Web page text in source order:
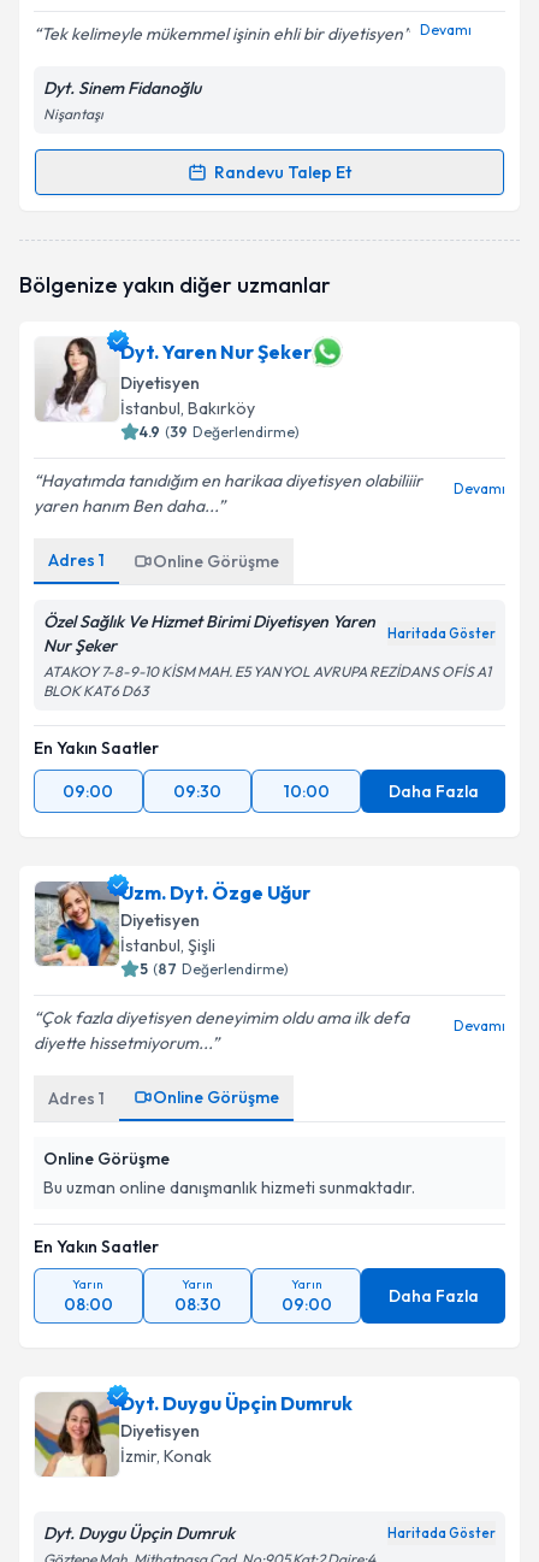
Metni'ni okudum ve kişisel verilerimin belirtilen
kapsamda işlenmesini kabul ediyorum.
Takvim Talebini Gönder
Tek kelimeyle mükemmel işinin ehli bir diyetisyen Devamı
Dyt. Sinem Fidanoğlu
Nişantaşı
Randevu Talep Et
Randevu Takvimi Talebi
oluşturun. Size bu uzmandan randevu almanız için bir
E-posta Adresiniz
Kişisel verilerimin işlenmesine ilişkinAydınlatma
Metni'ni okudum ve kişisel verilerimin belirtilen
Bölgenize yakın diğer uzmanlar
Dyt. Yaren Nur Şeker
Diyetisyen
İstanbul, Bakırköy
4.9 (39 Değerlendirme)
Hayatımda tanıdığım en harikaa diyetisyen olabiliiir
yaren hanım Ben daha...
Devamı
Adres 1 Online Görüşme
Özel Sağlık Ve Hizmet Birimi Diyetisyen Yaren
Nur Şeker
Haritada Göster
ATAKOY 7-8-9-10 KİSM MAH. E5 YANYOL AVRUPA REZİDANS OFİS A1
BLOK KAT6 D63
En Yakın Saatler
09:00
09:30 10:00 Daha Fazla
Uzm. Dyt. Özge Uğur
Diyetisyen
İstanbul, Şişli
5 (87 Değerlendirme)
Çok fazla diyetisyen deneyimim oldu ama ilk defa
diyette hissetmiyorum...
Devamı
Adres 1 Online Görüşme
Online Görüşme
Bu uzman online danışmanlık hizmeti sunmaktadır.
En Yakın Saatler
Yarın
08:00
Yarın
08:30
Yarın
09:00 Daha Fazla
Dyt. Duygu Üpçin Dumruk
Diyetisyen
İzmir, Konak
Dyt. Duygu Üpçin Dumruk Haritada Göster